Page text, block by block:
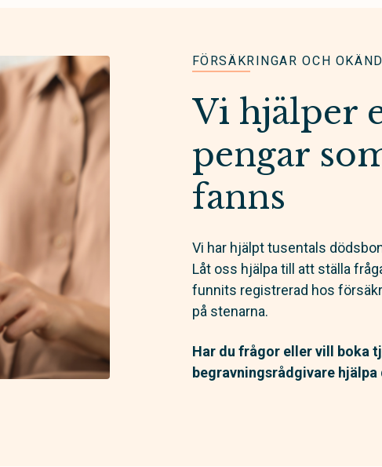
FÖRSÄKRINGAR OCH
Vi hjälper
pengar
fanns
Vi har hjälpt tusentals
Låt oss hjälpa till att ställa
funnits registrerad hos
på stenarna.
Har du frågor eller vill boka
begravningsrådgivare hjälpa